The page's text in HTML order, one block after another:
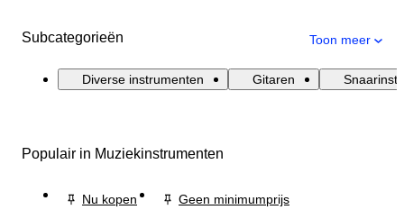
Subcategorieën Toon meer
Diverse instrumenten Gitaren
Populair in Muziekinstrumenten
Nu kopen
Geen minimumprijs